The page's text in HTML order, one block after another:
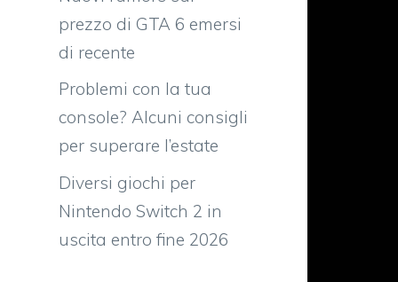
prezzo di GTA 6 emersi
di recente
Problemi con la tua
console? Alcuni consigli
per superare l’estate
Diversi giochi per
Nintendo Switch 2 in
uscita entro fine 2026